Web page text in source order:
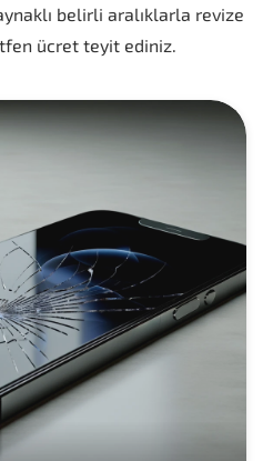
belirli aralıklarla revize
ücret teyit ediniz.